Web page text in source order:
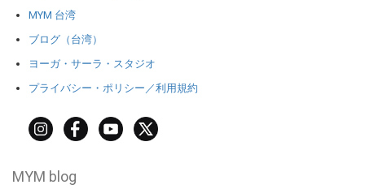
MYM 台湾
ブログ（台湾）
ヨーガ・サーラ・スタジオ
プライバシー・ポリシー／利用規約
MYM blog